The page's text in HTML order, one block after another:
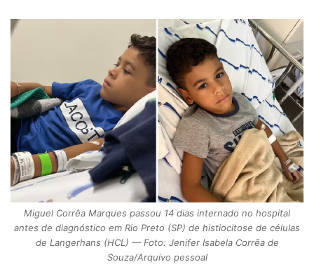
Miguel Corrêa Marques passou 14 dias internado no hospital
antes de diagnóstico em Rio Preto (SP) de histiocitose de células
de Langerhans (HCL) — Foto: Jenifer Isabela Corrêa de
Souza/Arquivo pessoal